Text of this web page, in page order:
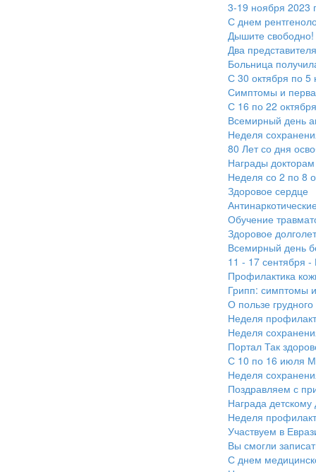
3-19 ноября 2023
С днем
Дышите свободно!
Два
Больница
С 30 октября по 5
Симптомы и
С 16 по 22
Всемирный день
Неделя
80 Лет со дня
Награды докторам
Неделя со 2 по 8
Здоровое сердце
Обучение
Здоровое
Всемирный день
11 - 17 сентября
Профилактика
Грипп: симптомы
О пользе
Неделя
Неделя
Портал Так
С 10 по 16 июля
Неделя
Поздравляем с
Награда детскому
Неделя
Участвуем в
Вы смогли
С днем